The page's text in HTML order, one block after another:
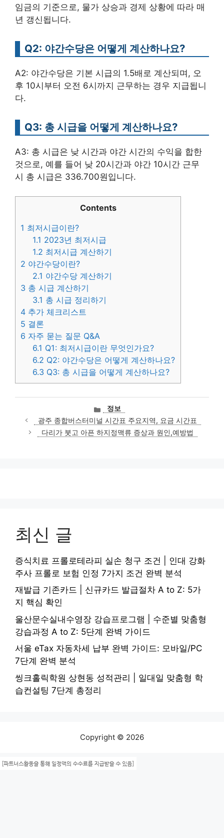
임금의 기준으로, 물가 상승과 경제 상황에 따라 매
년 갱신됩니다.
Q2: 야간수당은 어떻게 계산하나요?
A2: 야간수당은 기본 시급의 1.5배로 계산되며, 오
후 10시부터 오전 6시까지 근무하는 경우 지급됩니
다.
Q3: 총 시급을 어떻게 계산하나요?
A3: 총 시급은 낮 시간과 야간 시간의 수익을 합한
것으로, 예를 들어 낮 20시간과 야간 10시간 근무
시 총 시급은 336.700원입니다.
Contents
1 최저시급이란?
1.1 2023년 최저시급
1.2 최저시급 계산하기
2 야간수당이란?
2.1 야간수당 계산하기
3 총 시급 계산하기
3.1 총 시급 정리하기
4 추가 체크리스트
5 결론
6 자주 묻는 질문 Q&A
6.1 Q1: 최저시급이란 무엇인가요?
6.2 Q2: 야간수당은 어떻게 계산하나요?
6.3 Q3: 총 시급을 어떻게 계산하나요?
카
테
고
리
정보
광주 종합버스터미널 시간표 주요지역, 요금 시간표
다리가 붓고 아픈 하지정맥류 증상과 원인,예방법
최신 글
증식치료 프롤로테라피 실손 청구 조건 | 인대 강화
주사 프롤로 보험 인정 7가지 조건 완벽 분석
재발급 기존카드 | 신규카드 발급절차 A to Z: 5가
지 핵심 확인
울산문수실내수영장 강습프로그램 | 수준별 맞춤형
강습과정 A to Z: 5단계 완벽 가이드
서울 eTax 자동차세 납부 완벽 가이드: 모바일/PC
7단계 완벽 분석
씽크홀릭학원 상현동 성적관리 | 일대일 맞춤형 학
습컨설팅 7단계 총정리
Copyright © 2026